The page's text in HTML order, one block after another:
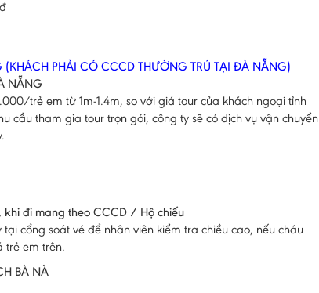
PHẢI CÓ CCCD THƯỜNG TRÚ TẠI ĐÀ NẴNG)
NẴNG
trẻ em từ 1m-1.4m, so với giá tour của khách ngoại tỉnh
cầu tham gia tour trọn gói, công ty sẽ có dịch vụ vận chuyển
đi mang theo CCCD / Hộ chiếu
cổng soát vé để nhân viên kiểm tra chiều cao, nếu cháu
trẻ em trên.
BÀ NÀ